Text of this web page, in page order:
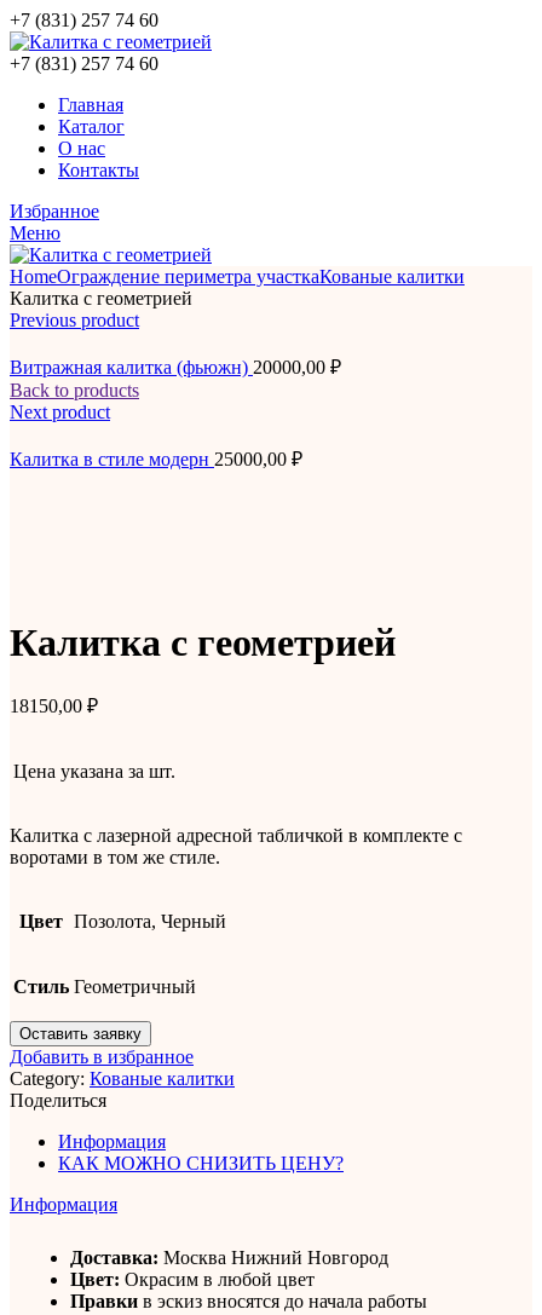
+7 (831) 257 74 60
+7 (831) 257 74 60
Главная
Каталог
О нас
Контакты
Избранное
Меню
HomeОграждение периметра участкаКованые калитки
Калитка с геометрией
Previous product
Витражная калитка (фьюжн) 20000,00 ₽
Back to products
Next product
Калитка в стиле модерн 25000,00 ₽
Калитка с геометрией
18150,00 ₽
Цена указана за шт.
Калитка с лазерной адресной табличкой в комплекте с
воротами в том же стиле.
Цвет Позолота, Черный
Стиль Геометричный
Оставить заявку
Добавить в избранное
Category: Кованые калитки
Поделиться
Информация
КАК МОЖНО СНИЗИТЬ ЦЕНУ?
Информация
Доставка: Москва Нижний Новгород
Цвет: Окрасим в любой цвет
Правки в эскиз вносятся до начала работы